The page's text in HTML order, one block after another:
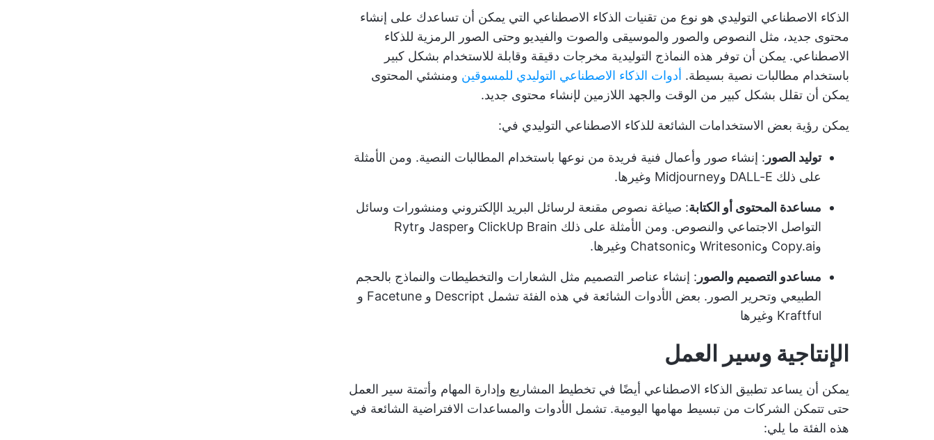
الذكاء الاصطناعي التوليدي هو نوع من تقنيات الذكاء الاصطناعي التي يمكن أن تساعدك على إنشاء
محتوى جديد، مثل النصوص والصور والموسيقى والصوت والفيديو وحتى الصور الرمزية للذكاء
الاصطناعي. يمكن أن توفر هذه النماذج التوليدية مخرجات دقيقة وقابلة للاستخدام بشكل كبير
باستخدام مطالبات نصية بسيطة. أدوات الذكاء الاصطناعي التوليدي للمسوقين ومنشئي المحتوى
يمكن أن تقلل بشكل كبير من الوقت والجهد اللازمين لإنشاء محتوى جديد.
يمكن رؤية بعض الاستخدامات الشائعة للذكاء الاصطناعي التوليدي في:
توليد الصور : إنشاء صور وأعمال فنية فريدة من نوعها باستخدام المطالبات النصية. ومن الأمثلة
على ذلك DALL-E وMidjourney وغيرها.
مساعدة المحتوى أو الكتابة: صياغة نصوص مقنعة لرسائل البريد الإلكتروني ومنشورات وسائل
التواصل الاجتماعي والنصوص. ومن الأمثلة على ذلك ClickUp Brain وJasper وRytr
وCopy.ai وWritesonic وChatsonic وغيرها.
مساعدو التصميم والصور : إنشاء عناصر التصميم مثل الشعارات والتخطيطات والنماذج بالحجم
الطبيعي وتحرير الصور. بعض الأدوات الشائعة في هذه الفئة تشمل Descript و Facetune و
Kraftful وغيرها
الإنتاجية وسير العمل
يمكن أن يساعد تطبيق الذكاء الاصطناعي أيضًا في تخطيط المشاريع وإدارة المهام وأتمتة سير العمل
حتى تتمكن الشركات من تبسيط مهامها اليومية. تشمل الأدوات والمساعدات الافتراضية الشائعة في
هذه الفئة ما يلي: